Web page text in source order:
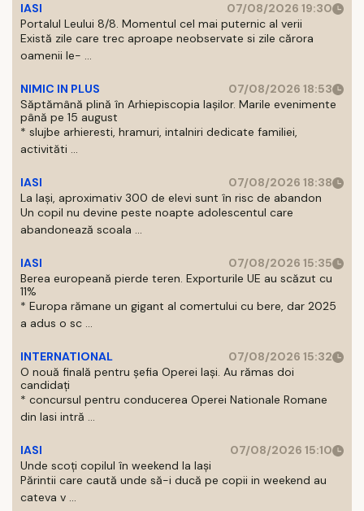
IASI
07/08/2026 19:30
Portalul Leului 8/8. Momentul cel mai puternic al verii
Există zile care trec aproape neobservate si zile cărora
oamenii le- ...
NIMIC IN PLUS
07/08/2026 18:53
Săptămână plină în Arhiepiscopia Iașilor. Marile evenimente
până pe 15 august
* slujbe arhieresti, hramuri, intalniri dedicate familiei,
activităti ...
IASI
07/08/2026 18:38
La Iași, aproximativ 300 de elevi sunt în risc de abandon
Un copil nu devine peste noapte adolescentul care
abandonează scoala ...
IASI
07/08/2026 15:35
Berea europeană pierde teren. Exporturile UE au scăzut cu
11%
* Europa rămane un gigant al comertului cu bere, dar 2025
a adus o sc ...
INTERNATIONAL
07/08/2026 15:32
O nouă finală pentru șefia Operei Iași. Au rămas doi
candidați
* concursul pentru conducerea Operei Nationale Romane
din Iasi intră ...
IASI
07/08/2026 15:10
Unde scoți copilul în weekend la Iași
Părintii care caută unde să-i ducă pe copii in weekend au
cateva v ...